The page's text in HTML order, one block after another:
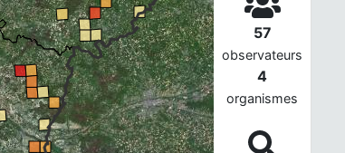
57
observateurs
4
organismes